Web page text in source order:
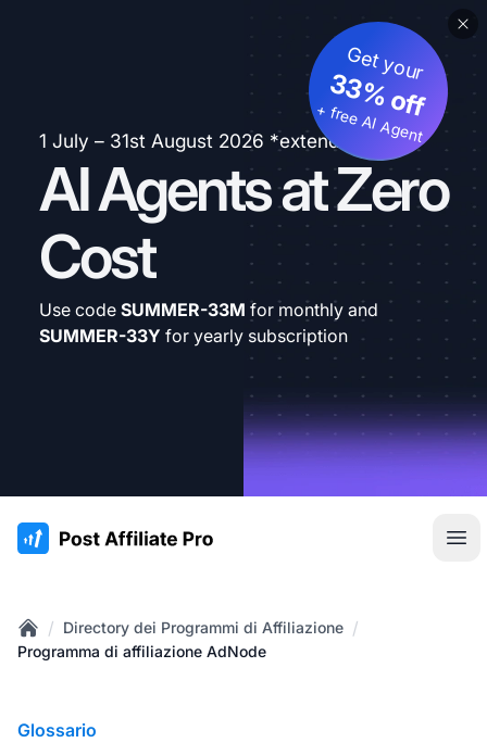
1 July – 31st August 2026 *extended
AI Agents at Zero
Cost
Get your
33% off
+ free AI Agent
Use code SUMMER-33M for monthly and
SUMMER-33Y for yearly subscription
:site.title
Home
/ Directory dei Programmi di Affiliazione /
Programma di affiliazione AdNode
Glossario